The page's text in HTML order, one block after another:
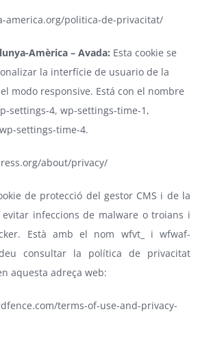
america.org/politica-de-privacitat/
Amèrica – Avada: Esta cookie se
la interfície de usuario de la
modo responsive. Está con el nombre
settings-4, wp-settings-time-1,
settings-time-4.
about/privacy/
de protecció del gestor CMS i de la
infeccions de malware o troians i
Està amb el nom wfvt_ i wfwaf-
consultar la política de privacitat
aquesta adreça web:
terms-of-use-and-privacy-